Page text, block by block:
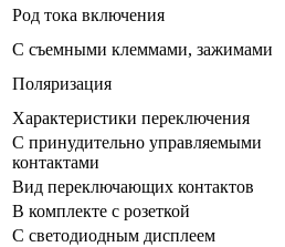
Род тока включения
С съемными клеммами, зажимами
Поляризация
Характеристики переключения
С принудительно управляемыми
контактами
Вид переключающих контактов
В комплекте с розеткой
С светодиодным дисплеем